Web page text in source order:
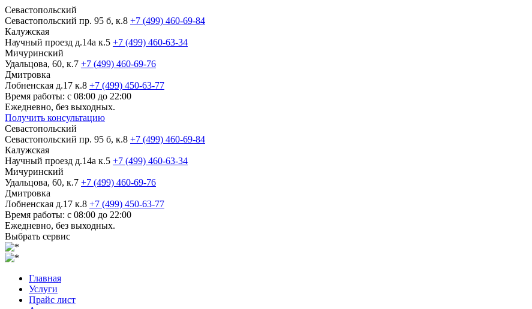
Севастопольский
Севастопольский пр. 95 б, к.8 +7 (499) 460-69-84
Калужская
Научный проезд д.14а к.5 +7 (499) 460-63-34
Мичуринский
Удальцова, 60, к.7 +7 (499) 460-69-76
Дмитровка
Лобненская д.17 к.8 +7 (499) 450-63-77
Время работы: с 08:00 до 22:00
Ежедневно, без выходных.
Получить консультацию
Севастопольский
Севастопольский пр. 95 б, к.8 +7 (499) 460-69-84
Калужская
Научный проезд д.14а к.5 +7 (499) 460-63-34
Мичуринский
Удальцова, 60, к.7 +7 (499) 460-69-76
Дмитровка
Лобненская д.17 к.8 +7 (499) 450-63-77
Время работы: с 08:00 до 22:00
Ежедневно, без выходных.
Выбрать сервис
Главная
Услуги
Прайс лист